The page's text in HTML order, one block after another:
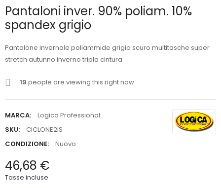
Pantaloni inver. 90% poliam. 10%
spandex grigio
Pantalone invernale poliammide grigio scuro multitasche super
stretch autunno inverno tripla cintura
19 people are viewing this right now
MARCA:
Logica Professional
SKU:
CICLONE2|S
CONDIZIONE:
Nuovo
46,68 €
Tasse incluse